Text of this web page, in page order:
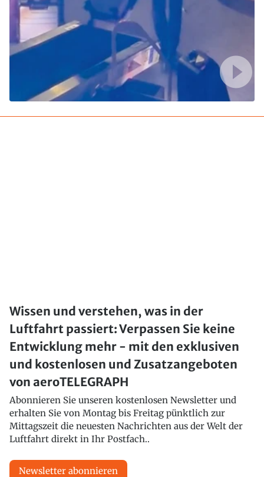
Wissen und verstehen, was in der
Luftfahrt passiert: Verpassen Sie keine
Entwicklung mehr - mit den exklusiven
und kostenlosen und Zusatzangeboten
von aeroTELEGRAPH
Abonnieren Sie unseren kostenlosen Newsletter und
erhalten Sie von Montag bis Freitag pünktlich zur
Mittagszeit die neuesten Nachrichten aus der Welt der
Luftfahrt direkt in Ihr Postfach..
Newsletter abonnieren